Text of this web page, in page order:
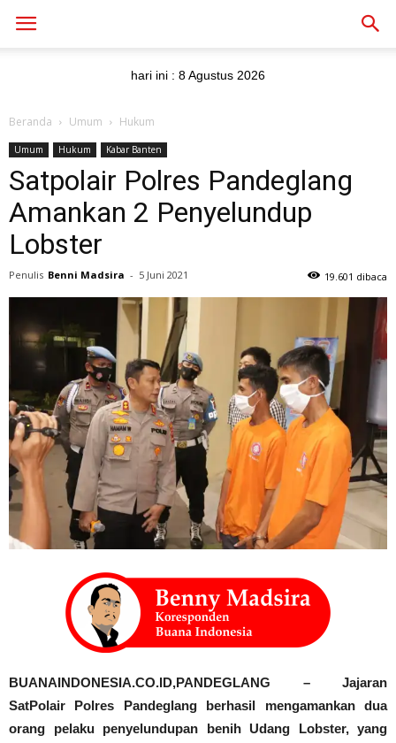
hari ini : 8 Agustus 2026
Beranda Umum Hukum
Umum Hukum Kabar Banten
Satpolair Polres Pandeglang
Amankan 2 Penyelundup
Lobster
Penulis Benni Madsira - 5 Juni 2021 19.601 dibaca
BUANAINDONESIA.CO.ID,PANDEGLANG – Jajaran
SatPolair Polres Pandeglang berhasil mengamankan dua
orang pelaku penyelundupan benih Udang Lobster, yang